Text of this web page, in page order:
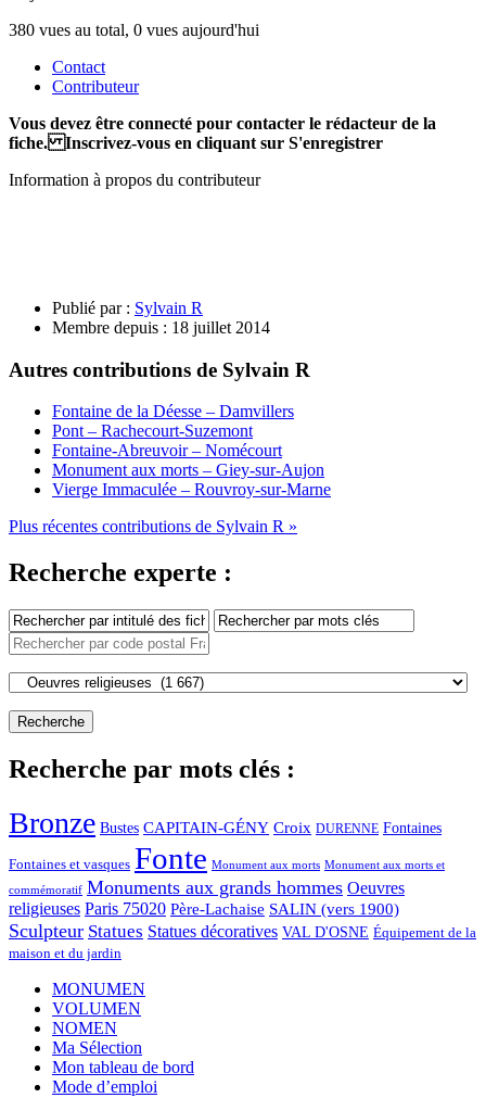
380 vues au total, 0 vues aujourd'hui
Contact
Contributeur
Vous devez être connecté pour contacter le rédacteur de la
fiche. Inscrivez-vous en cliquant sur S'enregistrer
Information à propos du contributeur
Publié par : Sylvain R
Membre depuis : 18 juillet 2014
Autres contributions de Sylvain R
Fontaine de la Déesse – Damvillers
Pont – Rachecourt-Suzemont
Fontaine-Abreuvoir – Nomécourt
Monument aux morts – Giey-sur-Aujon
Vierge Immaculée – Rouvroy-sur-Marne
Plus récentes contributions de Sylvain R »
Recherche experte :
Recherche par mots clés :
Bronze Bustes CAPITAIN-GÉNY Croix DURENNE Fontaines
Fontaines et vasques Fonte Monument aux morts Monument aux morts et
commémoratif Monuments aux grands hommes Oeuvres
religieuses Paris 75020 Père-Lachaise SALIN (vers 1900)
Sculpteur Statues Statues décoratives VAL D'OSNE Équipement de la
maison et du jardin
MONUMEN
VOLUMEN
NOMEN
Ma Sélection
Mon tableau de bord
Mode d’emploi